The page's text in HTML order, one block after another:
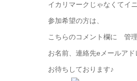
イカリマークじゃなくてイ
参加希望の方は、
こちらのコメント欄に 管
お名前、連絡先eメールア
お待ちしております♪